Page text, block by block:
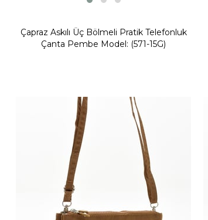
Çapraz Askılı Üç Bölmeli Pratik Telefonluk
Çanta Pembe Model: (571-15G)